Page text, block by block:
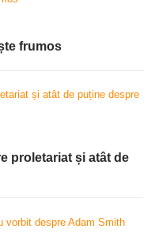
frumos
proletariat și atât de